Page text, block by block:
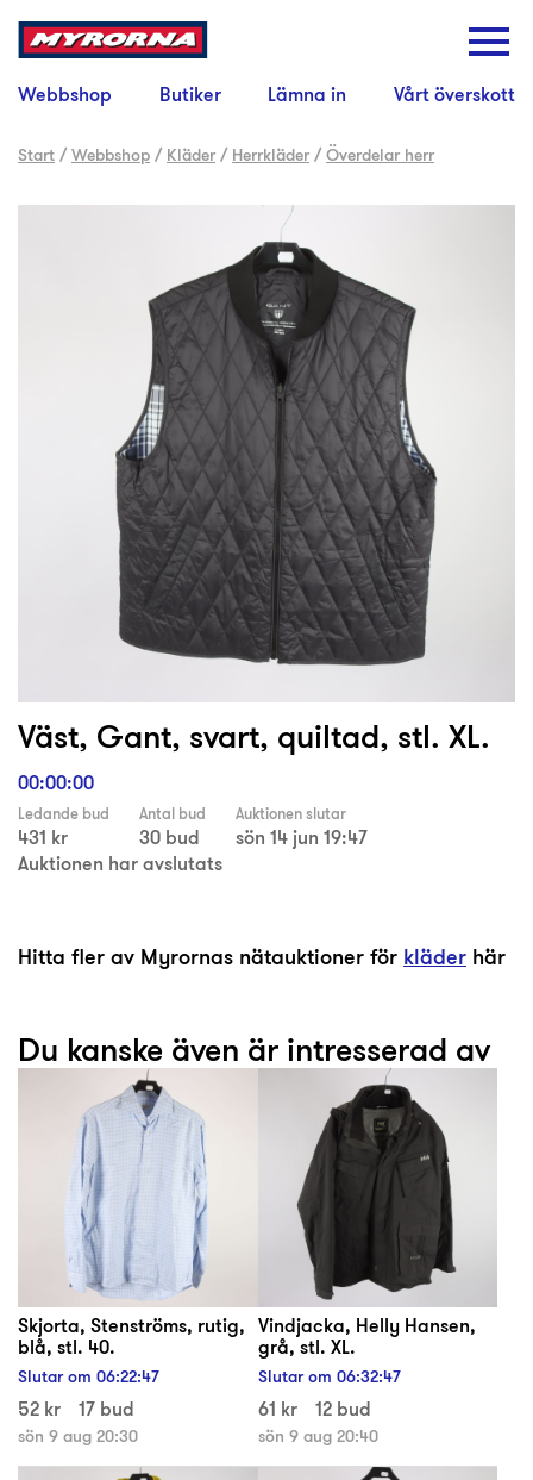
Webbshop Butiker Lämna in Vårt överskott
Start /Webbshop / Kläder / Herrkläder /Överdelar herr
Väst, Gant, svart, quiltad, stl. XL.
00:00:00
Ledande bud
431 kr
Antal bud
30 bud
Auktionen slutar
sön 14 jun 19:47
Auktionen har avslutats
Hitta fler av Myrornas nätauktioner för kläder här
Du kanske även är intresserad av
Skjorta, Stenströms, rutig,
blå, stl. 40.
Slutar om 06:22:47
52 kr 17 bud
sön 9 aug 20:30
Vindjacka, Helly Hansen,
grå, stl. XL.
Slutar om 06:32:47
61 kr 12 bud
sön 9 aug 20:40